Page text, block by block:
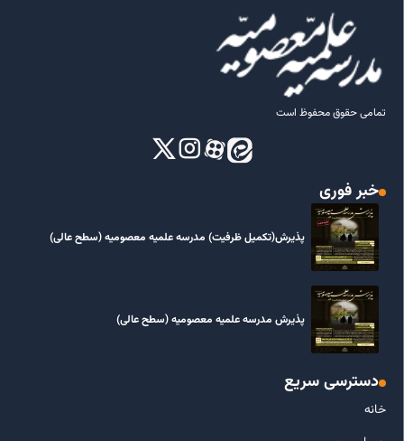
تمامی حقوق محفوظ است
خبر فوری
پذیرش(تکمیل ظرفیت) مدرسه علمیه معصومیه‌ (سطح عالی)
پذیرش مدرسه علمیه معصومیه‌ (سطح عالی)
دسترسی سریع
خانه